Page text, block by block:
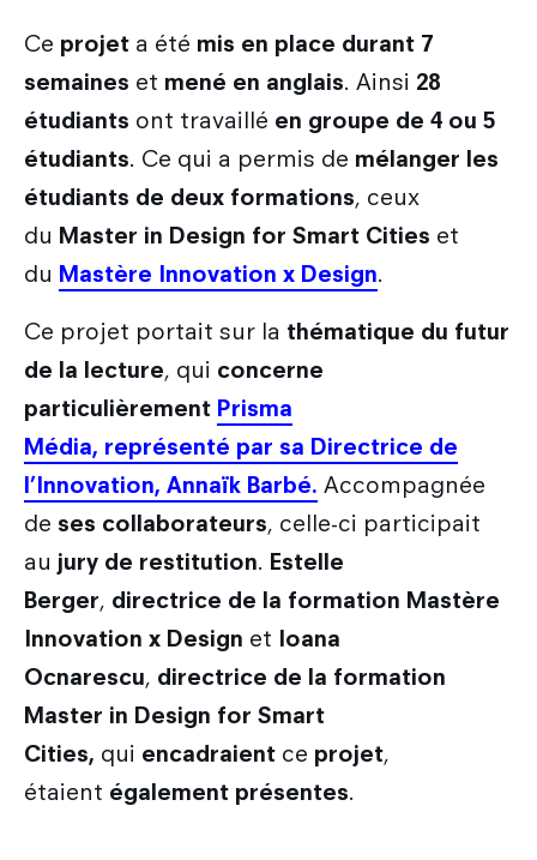
Ce projet a été mis en place durant 7
semaines et mené en anglais. Ainsi 28
étudiants ont travaillé en groupe de 4 ou 5
étudiants. Ce qui a permis de mélanger les
étudiants de deux formations, ceux
du Master in Design for Smart Cities et
du Mastère Innovation x Design.
Ce projet portait sur la thématique du futur
de la lecture, qui concerne
particulièrement Prisma
Média, représenté par sa Directrice de
l’Innovation, Annaïk Barbé. Accompagnée
de ses collaborateurs, celle-ci participait
au jury de restitution. Estelle
Berger, directrice de la formation Mastère
Innovation x Design et Ioana
Ocnarescu, directrice de la formation
Master in Design for Smart
Cities, qui encadraient ce projet,
étaient également présentes.